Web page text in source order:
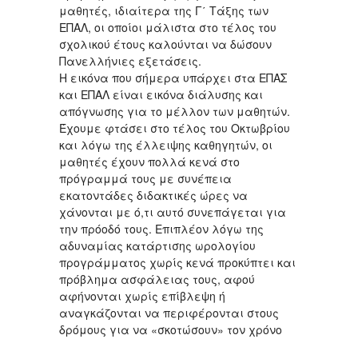
μαθητές, ιδιαίτερα της Γ΄ Τάξης των
ΕΠΑΛ, οι οποίοι μάλιστα στο τέλος του
σχολικού έτους καλούνται να δώσουν
Πανελλήνιες εξετάσεις.
Η εικόνα που σήμερα υπάρχει στα ΕΠΑΣ
και ΕΠΑΛ είναι εικόνα διάλυσης και
απόγνωσης για το μέλλον των μαθητών.
Έχουμε φτάσει στο τέλος του Οκτωβρίου
και λόγω της έλλειψης καθηγητών, οι
μαθητές έχουν πολλά κενά στο
πρόγραμμά τους με συνέπεια
εκατοντάδες διδακτικές ώρες να
χάνονται με ό,τι αυτό συνεπάγεται για
την πρόοδό τους. Επιπλέον λόγω της
αδυναμίας κατάρτισης ωρολογίου
προγράμματος χωρίς κενά προκύπτει και
πρόβλημα ασφάλειας τους, αφού
αφήνονται χωρίς επίβλεψη ή
αναγκάζονται να περιφέρονται στους
δρόμους για να «σκοτώσουν» τον χρόνο